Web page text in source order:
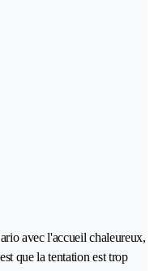
avec l'accueil chaleureux,
que la tentation est trop